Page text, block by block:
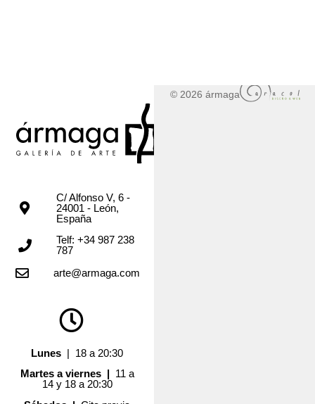
C/ Alfonso V, 6 -
24001 - León,
España
Telf: +34 987 238
787
arte@armaga.com
Lunes | 18 a 20:30
Martes a viernes | 11 a
14 y 18 a 20:30
© 2026 ármaga